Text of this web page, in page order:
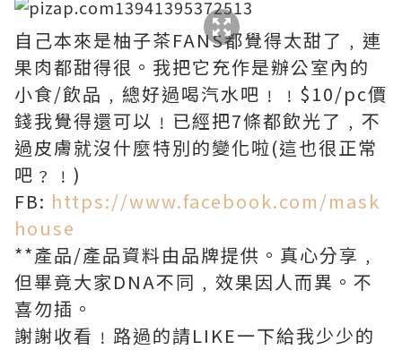
自己本來是柚子茶FANS都覺得太甜了﹐連
果肉都甜得很。我把它充作是辦公室內的
小食/飲品﹐總好過喝汽水吧﹗﹗$10/pc價
錢我覺得還可以﹗已經把7條都飲光了﹐不
過皮膚就沒什麼特別的變化啦(這也很正常
吧﹖﹗)
FB: https://www.facebook.com/mask
house
**產品/產品資料由品牌提供。真心分享﹐
但畢竟大家DNA不同﹐效果因人而異。不
喜勿插。
謝謝收看﹗路過的請LIKE一下給我少少的